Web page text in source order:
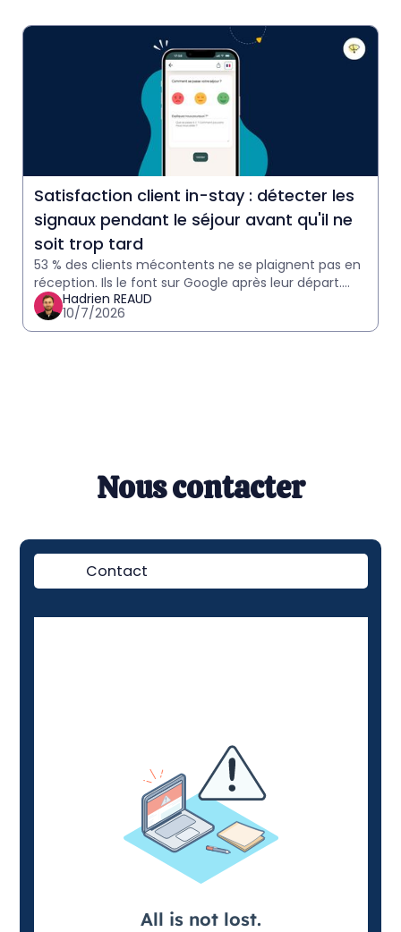
Satisfaction client in-stay : détecter les
signaux pendant le séjour avant qu'il ne
soit trop tard
53 % des clients mécontents ne se plaignent pas en
réception. Ils le font sur Google après leur départ.
Comment détecter les signaux in-stay et agir avant
qu'il
Hadrien REAUD
10/7/2026
Nous contacter
Contact